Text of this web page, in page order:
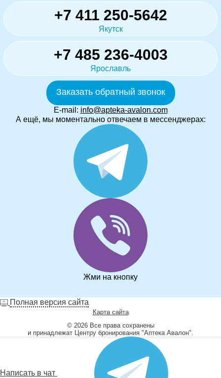
+7 411 250-5642
Якутск
+7 485 236-4003
Ярославль
Заказать обратный звонок
E-mail: info@apteka-avalon.com
А ещё, мы моментально отвечаем в мессенджерах:
Жми на кнопку
Полная версия сайта
Карта сайта
© 2026 Все права сохранены
и принадлежат Центру бронирования "Аптека Авалон".
Написать в чат